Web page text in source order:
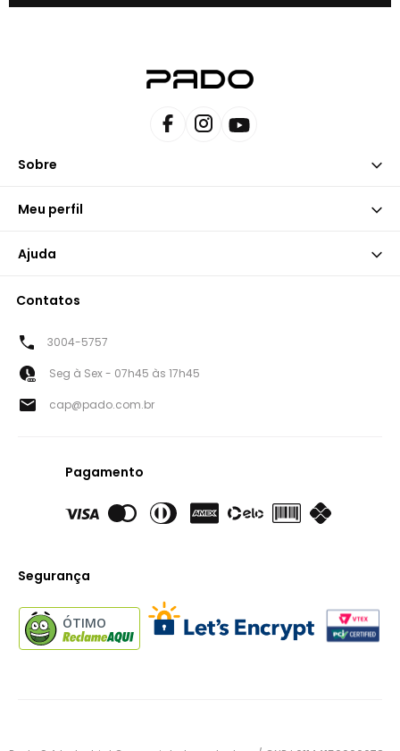
Sobre
Meu perfil
Ajuda
Contatos
3004-5757
Seg à Sex - 07h45 às 17h45
cap@pado.com.br
Pagamento
Segurança
ÓTIMO